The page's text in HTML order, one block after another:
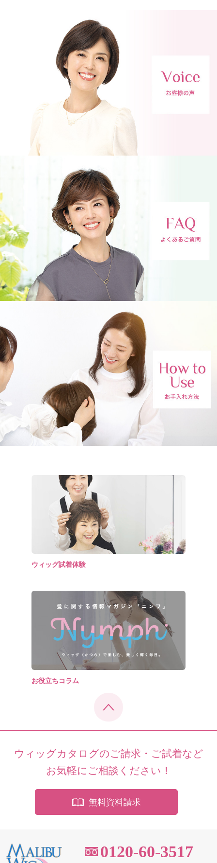
ウィッグ試着体験
お役立ちコラム
ウィッグカタログのご請求・ご試着など
お気軽にご相談ください！
無料資料請求
0120-60-3517